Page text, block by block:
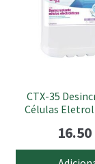
CTX-35
Células
16.50